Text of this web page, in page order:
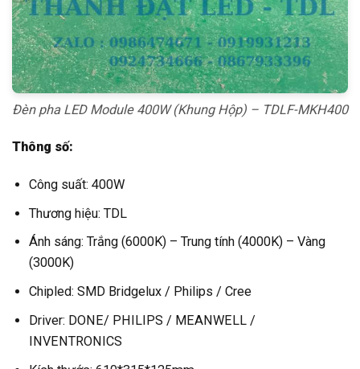
Đèn pha LED Module 400W (Khung Hộp) – TDLF-MKH400
Thông số:
Công suất: 400W
Thương hiệu: TDL
Ánh sáng: Trắng (6000K) – Trung tính (4000K) – Vàng
(3000K)
Chipled: SMD Bridgelux / Philips / Cree
Driver: DONE/ PHILIPS / MEANWELL /
INVENTRONICS